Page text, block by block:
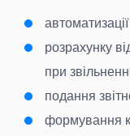
розрахунку
при
подання
формування